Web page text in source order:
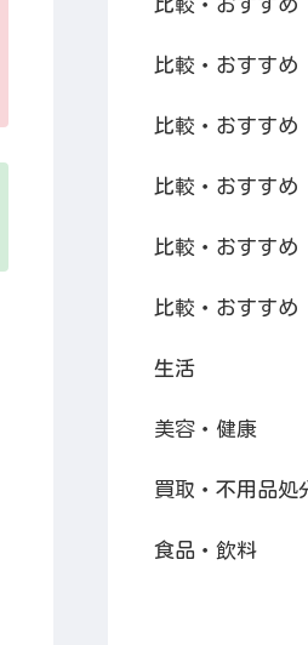
比較・おすすめ
比較・おすすめ
比較・おすすめ
比較・おすすめ
比較・おすすめ
生活
美容・健康
買取・不用品処
食品・飲料